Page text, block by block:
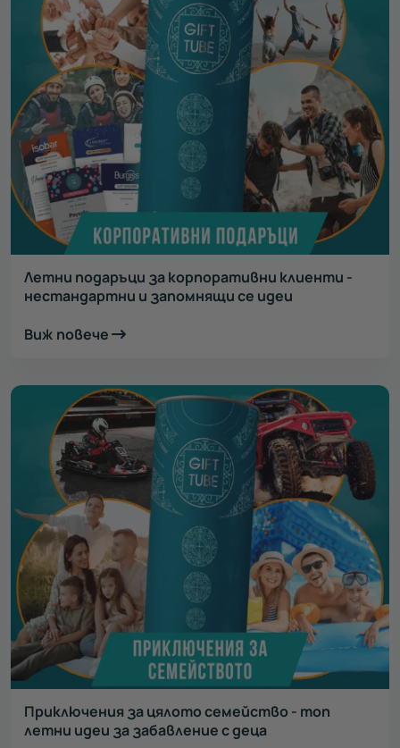
Летни подаръци за корпоративни клиенти -
нестандартни и запомнящи се идеи
Виж повече
Приключения за цялото семейство - топ
летни идеи за забавление с деца